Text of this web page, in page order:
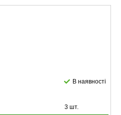
В наявності
3 шт.